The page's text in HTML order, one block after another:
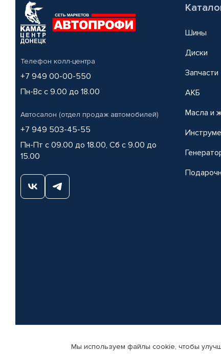
Телефон колл-центра
+7 949 00-00-550
Пн-Вс с 9.00 до 18.00
Автосалон (отдел продаж автомобилей)
+7 949 503-45-55
Пн-Пт с 09.00 до 18.00, Сб с 9.00 до
15.00
Шины
Диски
Запчасти
АКБ
Масла и
© КАМАЗ ЦЕНТР ДОНЕЦК, 2015-2026. Все права защищены.
Мы используем файлы cookie, чтобы